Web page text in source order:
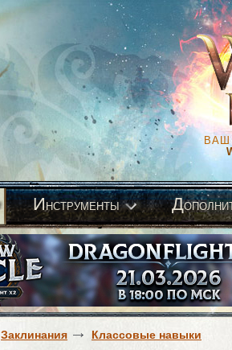
ВАШ
Инструменты Д
Заклинания Классовые навыки